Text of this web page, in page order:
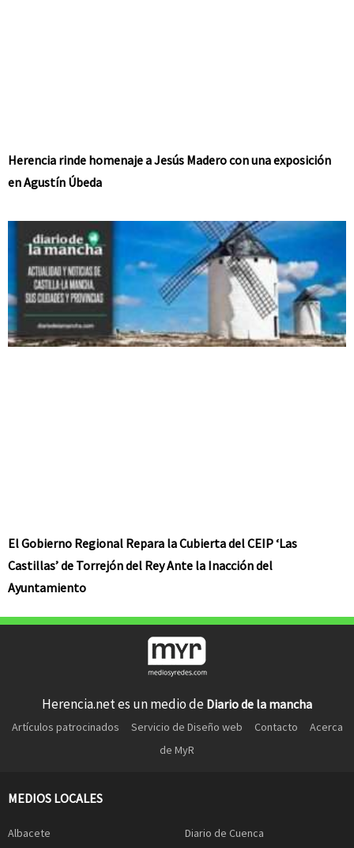
Herencia rinde homenaje a Jesús Madero con una exposición
en Agustín Úbeda
El Gobierno Regional Repara la Cubierta del CEIP ‘Las
Castillas’ de Torrejón del Rey Ante la Inacción del
Ayuntamiento
Herencia.net es un medio de Diario de la mancha
Artículos patrocinados Servicio de Diseño web Contacto
Acerca
de MyR
MEDIOS LOCALES
Albacete Diario de Cuenca